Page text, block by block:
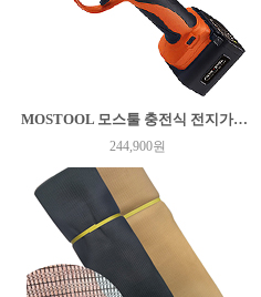
MOSTOOL 모스툴 충전식 전지가위 PS-40
244,900원